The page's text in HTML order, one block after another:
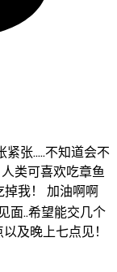
张.....不知道会不
类可喜欢吃章鱼
我！ 加油啊啊
面..希望能交几个
及晚上七点见！